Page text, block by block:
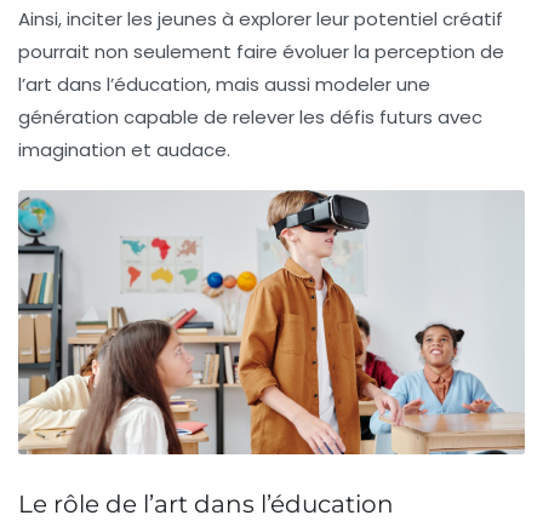
Ainsi, inciter les jeunes à explorer leur potentiel créatif
pourrait non seulement faire évoluer la perception de
l’art dans l’éducation, mais aussi modeler une
génération capable de relever les défis futurs avec
imagination et audace.
Le rôle de l’art dans l’éducation